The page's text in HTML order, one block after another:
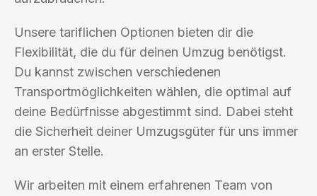
Unsere tariflichen Optionen bieten dir die
Flexibilität, die du für deinen Umzug benötigst.
Du kannst zwischen verschiedenen
Transportmöglichkeiten wählen, die optimal auf
deine Bedürfnisse abgestimmt sind. Dabei steht
die Sicherheit deiner Umzugsgüter für uns immer
an erster Stelle.
Wir arbeiten mit einem erfahrenen Team von